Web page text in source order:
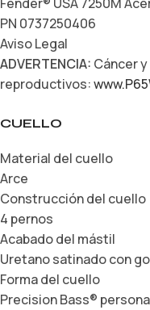
PN 0737250406
Aviso Legal
ADVERTENCIA: Cáncer
reproductivos:
CUELLO
Material del cuello
Arce
Construcción del cuello
4 pernos
Acabado del mástil
Uretano satinado con
Forma del cuello
Precision Bass®